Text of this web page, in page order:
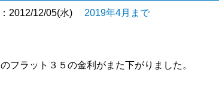
2012/12/05(水) 2019年4月まで
フラット３５の金利がまた下がりました。